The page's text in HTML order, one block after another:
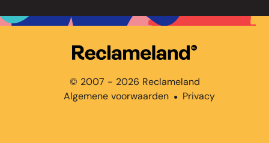
© 2007 - 2026 Reclameland
Algemene voorwaarden ● Privacy